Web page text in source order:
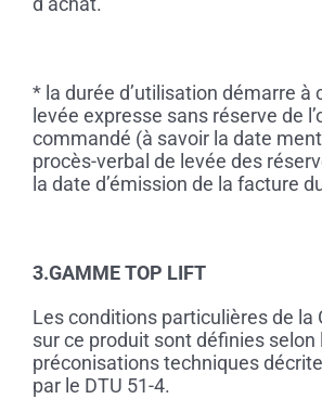
* la durée d’utilisation démarre à
levée expresse sans réserve de
commandé (à savoir la date
procès-verbal de levée des
la date d’émission de la facture
3.GAMME TOP LIFT
Les conditions particulières de la
sur ce produit sont définies selon
préconisations techniques
par le DTU 51-4.